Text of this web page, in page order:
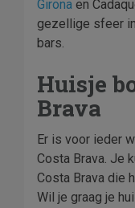
Girona en
gezellige sfeer
bars.
Huisje
Brava
Er is voor ieder
Costa Brava. Je
Costa Brava die
Wil je graag je